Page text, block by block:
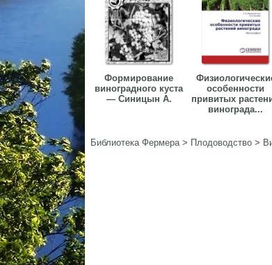
Формирование
виноградного куста
— Синицын А.
особенности
привитых
винограда...
Библиотека Фермера> Плодоводство >